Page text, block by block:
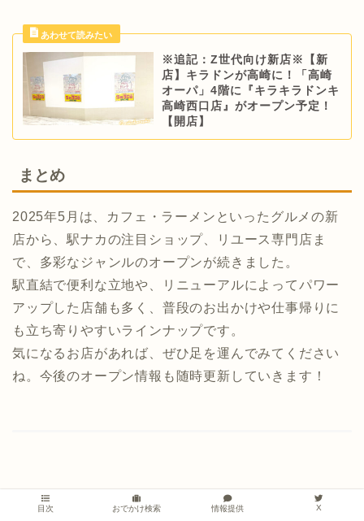
※追記：Z世代向け新店※【新
店】キラドンが高崎に！「高崎
オーパ」4階に『キラキラドンキ
高崎西口店』がオープン予定！
【開店】
まとめ
2025年5月は、カフェ・ラーメンといったグルメの新
店から、駅ナカの注目ショップ、リユース専門店ま
で、多彩なジャンルのオープンが続きました。
駅直結で便利な立地や、リニューアルによってパワー
アップした店舗も多く、普段のお出かけや仕事帰りに
も立ち寄りやすいラインナップです。
気になるお店があれば、ぜひ足を運んでみてください
ね。今後のオープン情報も随時更新していきます！
他にも情報盛りだくさん！
目次 おでかけ検索 情報提供 X